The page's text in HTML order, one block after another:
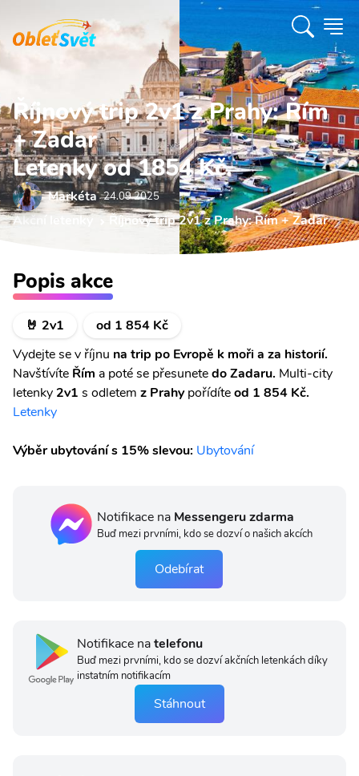
Říjnový trip 2v1 z Prahy: Řím
+ Zadar
Letenky od 1854 Kč.
Markéta 24.09 2025
Akční letenky Říjnový trip 2v1 z Prahy: Řím + Zadar
Popis akce
🤘 2v1
od 1 854 Kč
Vydejte se v říjnu na trip po Evropě k moři a za historií.
Navštívíte Řím a poté se přesunetedo Zadaru. Multi-city
letenky 2v1 s odletem z Prahypořídíteod 1 854 Kč.
Letenky
Výběr ubytování s 15% slevou: Ubytování
Notifikace na Messengeru zdarma
Buď mezi prvními, kdo se dozví o našich akcích
Odebírat
Notifikace natelefonu
Buď mezi prvními, kdo se dozví akčních letenkách díky
instatním notifikacím
Stáhnout